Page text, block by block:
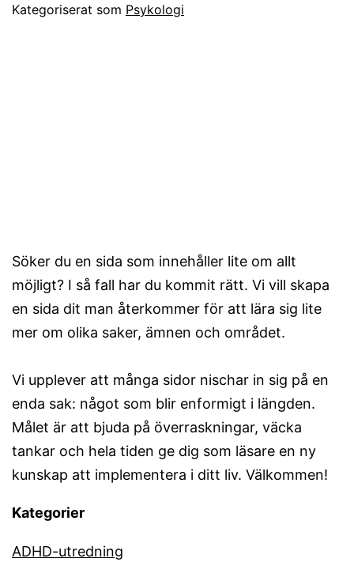
Kategoriserat som Psykologi
Söker du en sida som innehåller lite om allt
möjligt? I så fall har du kommit rätt. Vi vill skapa
en sida dit man återkommer för att lära sig lite
mer om olika saker, ämnen och området.
Vi upplever att många sidor nischar in sig på en
enda sak: något som blir enformigt i längden.
Målet är att bjuda på överraskningar, väcka
tankar och hela tiden ge dig som läsare en ny
kunskap att implementera i ditt liv. Välkommen!
Kategorier
ADHD-utredning